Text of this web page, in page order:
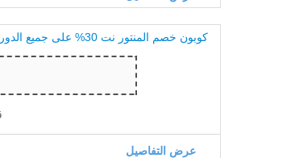
كوبون خصم المنتور نت 30% على جميع الدورات التدريبية
عرض التفاصيل